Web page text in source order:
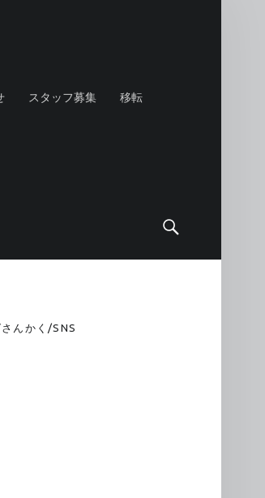
スタッフ募集 移転
んかく/SNS